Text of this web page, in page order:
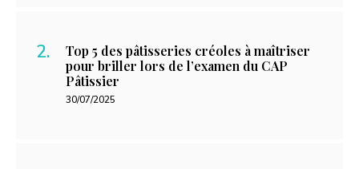
Top 5 des pâtisseries créoles à maîtriser
pour briller lors de l’examen du CAP
Pâtissier
30/07/2025